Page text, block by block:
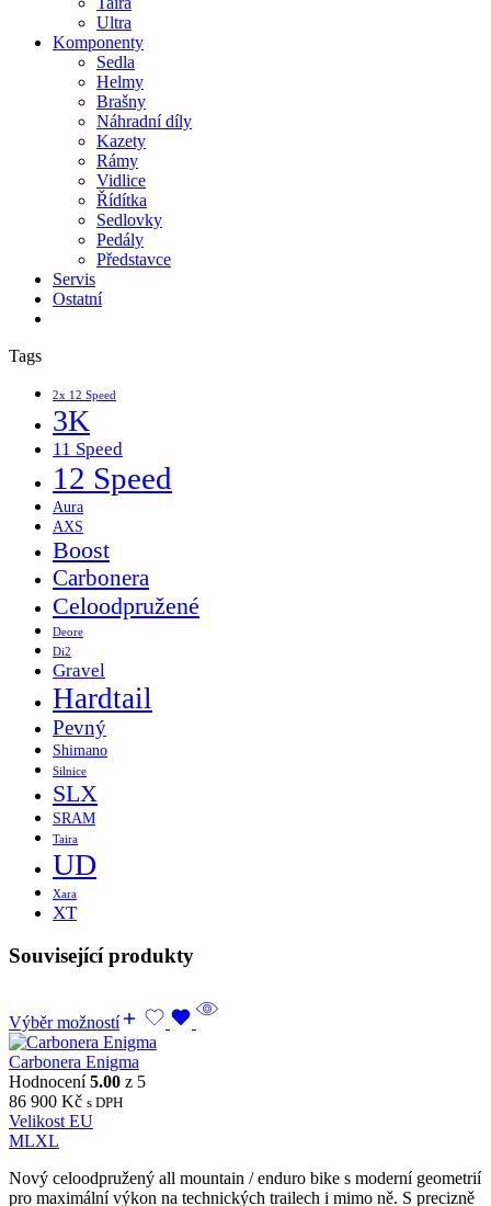
Ultra
Komponenty
Sedla
Helmy
Brašny
Náhradní díly
Kazety
Rámy
Vidlice
Řídítka
Sedlovky
Pedály
Představce
Servis
Ostatní
Tags
2x 12 Speed
3K
11 Speed
12 Speed
Aura
AXS
Boost
Carbonera
Celoodpružené
Deore
Di2
Gravel
Hardtail
Pevný
Shimano
Silnice
SLX
SRAM
Taira
UD
Xara
XT
Související produkty
Výběr možností
Carbonera Enigma
Hodnocení5.00 z 5
86 900 Kč s DPH
Velikost EU
MLXL
Nový celoodpružený all mountain / enduro bike s moderní geometrií
pro maximální výkon na technických trailech i mimo ně. S precizně